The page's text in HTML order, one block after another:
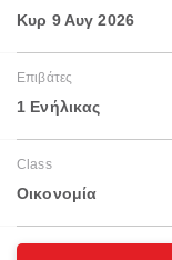
Κυρ 9 Αυγ 2026
Επιβάτες
1 Ενήλικας
Class
Οικονομία